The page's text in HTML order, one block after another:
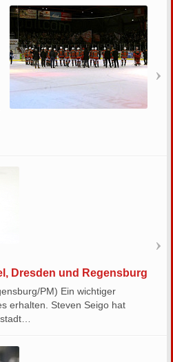
Dresden und Regensburg
PM) Ein wichtiger
erhalten. Steven Seigo hat